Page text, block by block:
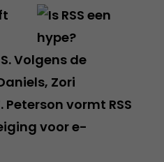
Volgens de
Zori
vormt RSS
voor e-